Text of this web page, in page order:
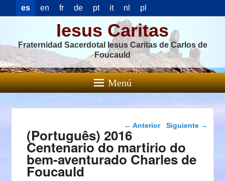
es en fr de pt it nl pl
Iesus Caritas
Fraternidad Sacerdotal Iesus Caritas de Carlos de
Foucauld
Menú
Navegación de
entradas
← Anterior Siguiente →
(Português) 2016
Centenario do martirio do
bem-aventurado Charles de
Foucauld